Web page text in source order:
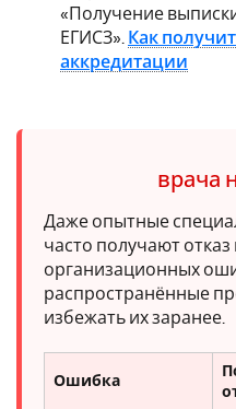
«Получение
ЕГИСЗ».
Как
аккредитации
врача
Даже опытные
часто получают отказ
организационных
распространённые
избежать их заранее.
Ошибка